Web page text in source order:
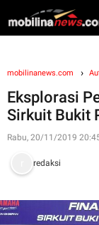
mobilinanews.com
Eksplorasi
Sirkuit Bukit
Rabu, 20/11/2019
redaksi